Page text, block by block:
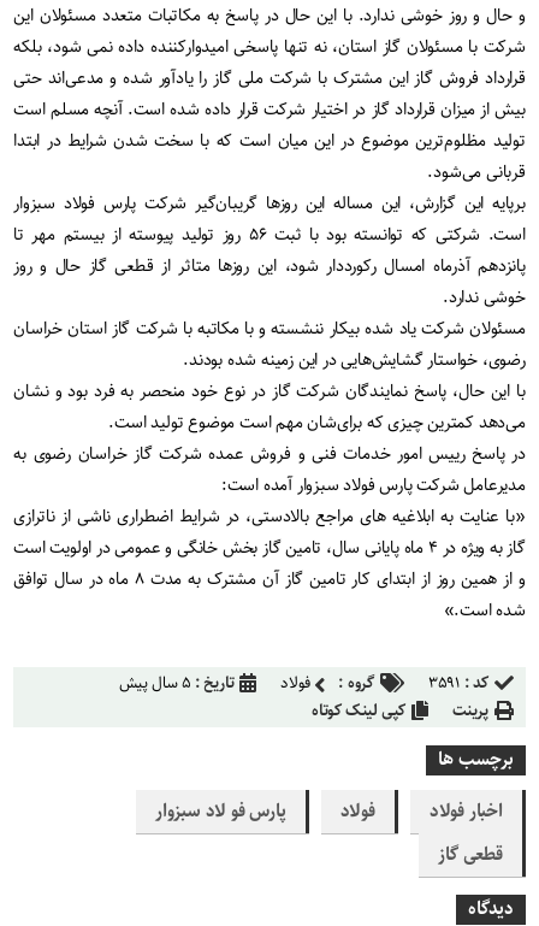
و حال و روز خوشی ندارد. با این حال در پاسخ به مکاتبات متعدد مسئولان این
شرکت با مسئولان گاز استان، نه تنها پاسخی امیدوارکننده داده نمی شود، بلکه
قرارداد فروش گاز این مشترک با شرکت ملی گاز را یادآور شده و مدعی‌اند حتی
بیش از میزان قرارداد گاز در اختیار شرکت قرار داده شده است. آنچه مسلم است
تولید مظلوم‌ترین موضوع در این میان است که با سخت شدن شرایط در ابتدا
قربانی می‌شود.
برپایه این گزارش، این مساله این روزها گریبان‌گیر شرکت پارس فولاد سبزوار
است. شرکتی که توانسته بود با ثبت ۵۶ روز تولید پیوسته از بیستم مهر تا
پانزدهم آذرماه امسال رکورددار شود، این روزها متاثر از قطعی گاز حال و روز
خوشی ندارد.
مسئولان شرکت یاد شده بیکار ننشسته و با مکاتبه با شرکت گاز استان خراسان
رضوی، خواستار گشایش‌هایی در این زمینه شده بودند.
با این حال، پاسخ نمایندگان شرکت گاز در نوع خود منحصر به فرد بود و نشان
می‌دهد کمترین چیزی که برای‌شان مهم است موضوع تولید است.
در پاسخ رییس امور خدمات فنی و فروش عمده شرکت گاز خراسان رضوی به
مدیرعامل شرکت پارس فولاد سبزوار آمده است:
«با عنایت به ابلاغیه های مراجع بالادستی، در شرایط اضطراری ناشی از ناترازی
گاز به ویژه در ۴ ماه پایانی سال، تامین گاز بخش خانگی و عمومی در اولویت است
و از همین روز از ابتدای کار تامین گاز آن مشترک به مدت ۸ ماه در سال توافق
شده است.»
کد : ۳۵۹۱ گروه : فولاد تاریخ : ۵ سال پیش
پرینت
کپی لینک کوتاه
برچسب ها
اخبار فولاد
فولاد
پارس فو لاد سبزوار
قطعی گاز
دیدگاه